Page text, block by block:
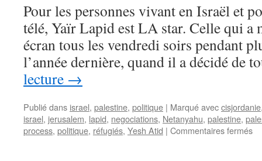
Pour les personnes vivant en Israël et
télé, Yaïr Lapid est LA star. Celle qui a
écran tous les vendredi soirs pendant
l’année dernière, quand il a décidé de
lecture →
Publié dans israel, palestine, politique | Marqué aveccisjordanie
israel, jerusalem, lapid, negociations, Netanyahu, palestine,
process, politique, réfugiés, Yesh Atid | Commentaires fermés